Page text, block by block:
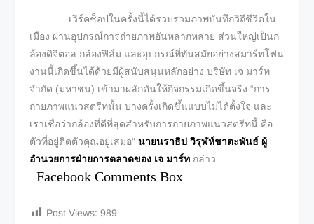
เวิร์คช็อปในครั้งนี้ได้รวบรวมภาพบันทึกวิถีชีวิตใน
เมือง ผ่านอุปกรณ์การถ่ายภาพอันหลากหลาย ส่วนใหญ่เป็นก
ล้องดิจิตอล กล้องฟิล์ม และอุปกรณ์ที่ทันสมัยอย่างสมาร์ทโฟน
งานนี้เกิดขึ้นได้ด้วยมีผู้สนับสนุนหลักอย่าง บริษัท เจ มาร์ท
จำกัด (มหาชน) เข้ามาผลักดันให้กิจกรรมเกิดขึ้นจริง “การ
ถ่ายภาพแนวสตรีทนั้น บางครั้งเกิดขึ้นแบบไม่ได้ตั้งใจ และ
เราเชื่อว่ากล้องที่ดีที่สุดสำหรับการถ่ายภาพแนวสตรีทนี้ คือ
ตัวที่อยู่ติดตัวคุณอยู่เสมอ”นายนราธิป วิรุฬห์ชาตะพันธ์ ผู้
อำนวยการฝ่ายการตลาดของ เจ มาร์ท กล่าว
Facebook Comments Box
Post Views: 989